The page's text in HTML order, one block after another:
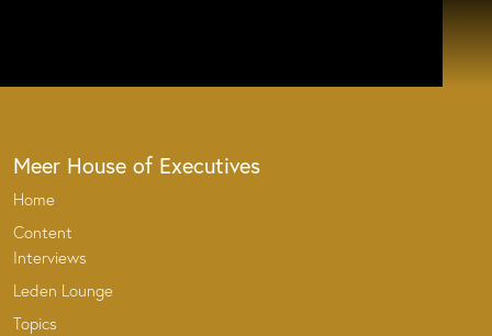
Meer House of Executives
Home
Content
Interviews
Leden Lounge
Topics